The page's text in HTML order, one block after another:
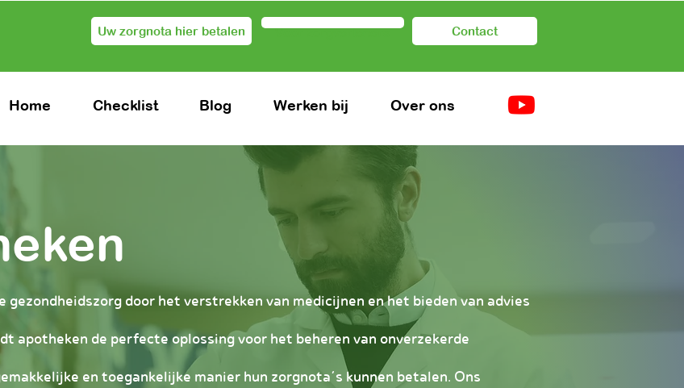
Uw zorgnota hier betalen Voor zorgverleners Contact
Home Checklist Blog Werken bij Over ons
gezondheidszorg door het verstrekken van medicijnen en het bieden van advies
apotheken de perfecte oplossing voor het beheren van onverzekerde
en toegankelijke manier hun zorgnota’s kunnen betalen. Ons